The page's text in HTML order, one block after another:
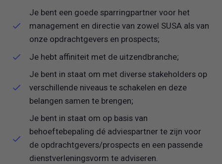
Je bent een goede sparringpartner voor het
management en directie van zowel SUSA als van
onze opdrachtgevers en prospects;
Je hebt affiniteit met de uitzendbranche;
Je bent in staat om met diverse stakeholders op
verschillende niveaus te schakelen en deze
belangen samen te brengen;
Je bent in staat om op basis van
behoeftebepaling dé adviespartner te zijn voor
de opdrachtgevers/prospects en een passende
dienstverleningsvorm te adviseren.